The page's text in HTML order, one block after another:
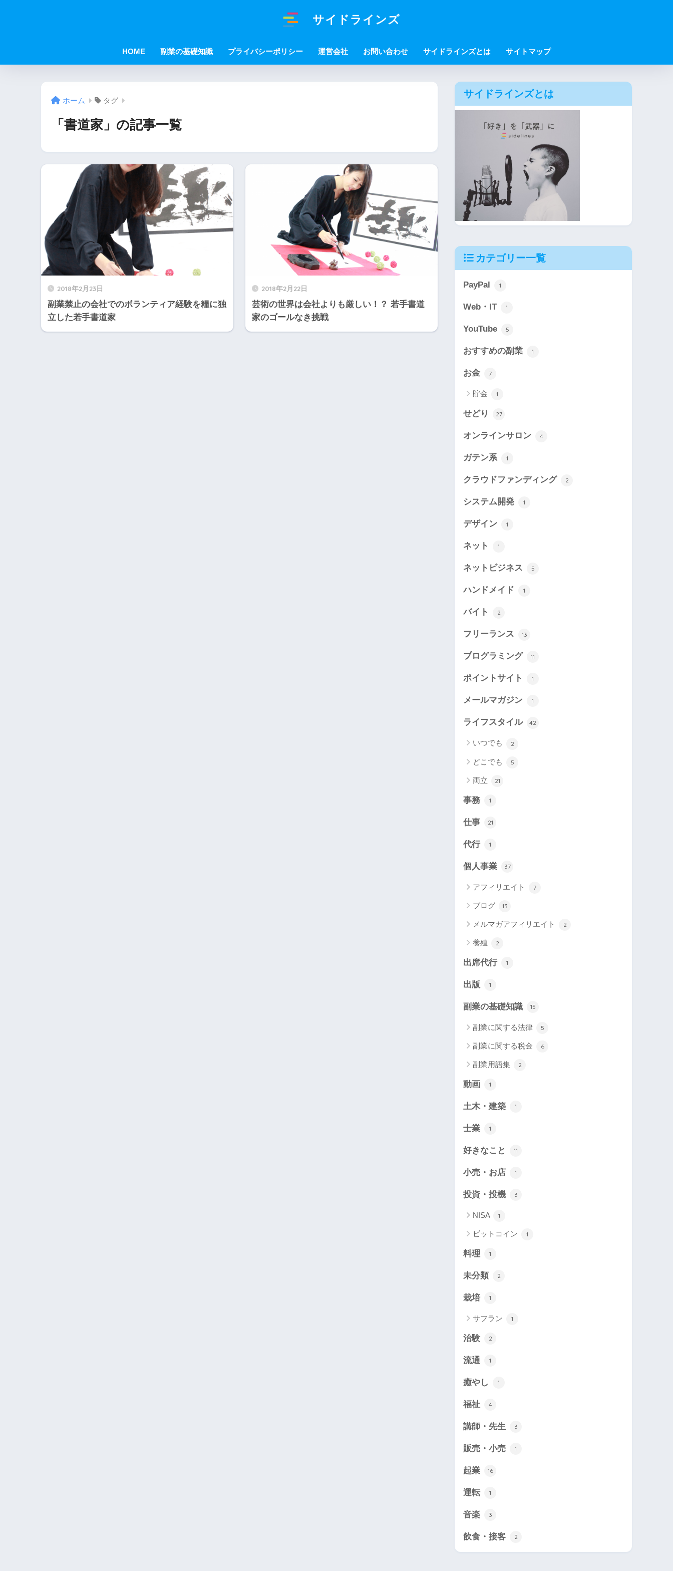
サイドラインズ
HOME 副業の基礎知識 プライバシーポリシー 運営会社 お問い合わせ サイドラインズとは サイトマップ
ホーム タグ
「書道家」の記事一覧
2018年2月23日
副業禁止の会社でのボランティア経験を糧に独
立した若手書道家
2018年2月22日
芸術の世界は会社よりも厳しい！？ 若手書道
家のゴールなき挑戦
サイドラインズとは
カテゴリー一覧
PayPal 1
Web・IT 1
YouTube 5
おすすめの副業 1
お金 7
貯金 1
せどり 27
オンラインサロン 4
ガテン系 1
クラウドファンディング 2
システム開発 1
デザイン 1
ネット 1
ネットビジネス 5
ハンドメイド 1
バイト 2
フリーランス 13
プログラミング 11
ポイントサイト 1
メールマガジン 1
ライフスタイル 42
いつでも 2
どこでも 5
両立 21
事務 1
仕事 21
代行 1
個人事業 37
アフィリエイト 7
ブログ 13
メルマガアフィリエイト 2
養殖 2
出席代行 1
出版 1
副業の基礎知識 15
副業に関する法律 5
副業に関する税金 6
副業用語集 2
動画 1
土木・建築 1
士業 1
好きなこと 11
小売・お店 1
投資・投機 3
NISA 1
ビットコイン 1
料理 1
未分類 2
栽培 1
サフラン 1
治験 2
流通 1
癒やし 1
福祉 4
講師・先生 3
販売・小売 1
起業 16
運転 1
音楽 3
飲食・接客 2